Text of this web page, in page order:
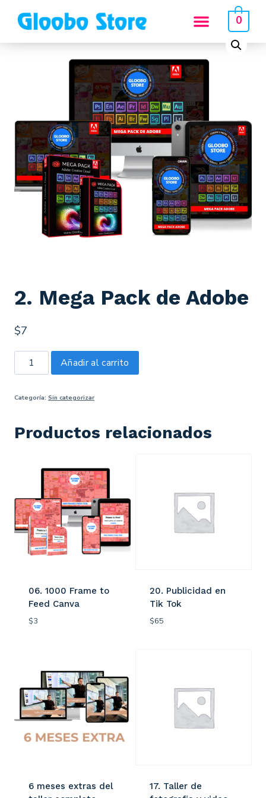
0
Inicio/ Tienda /Sin categorizar/2. Mega Pack de Adobe
2. Mega Pack de Adobe
$7
Añadir al carrito
Categoría: Sin categorizar
Productos relacionados
06. 1000 Frame to
Feed Canva
$3
20. Publicidad en
Tik Tok
$65
6 meses extras del
17. Taller de